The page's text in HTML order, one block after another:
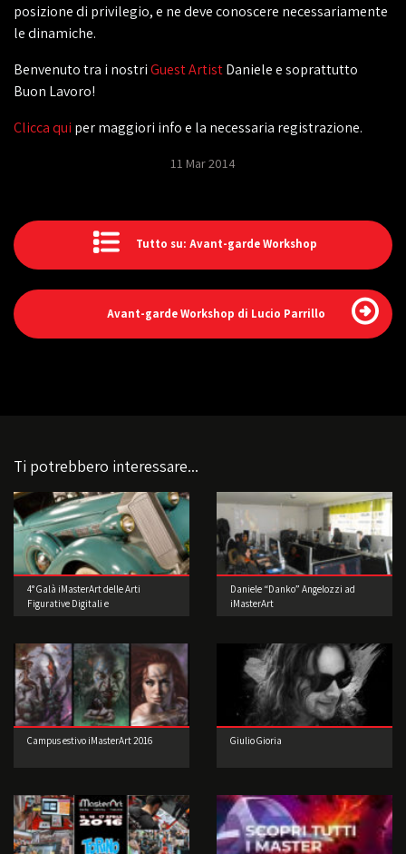
posizione di privilegio, e ne deve conoscere necessariamente
le dinamiche.
Benvenuto tra i nostriGuest ArtistDaniele e soprattutto
Buon Lavoro!
Clicca qui per maggiori info e la necessaria registrazione.
11 Mar 2014
Tutto su: Avant-garde Workshop
Avant-garde Workshop di Lucio Parrillo
Ti potrebbero interessare...
4° Galà iMasterArt delle Arti
Figurative Digitali e
Daniele “Danko” Angelozzi ad
iMasterArt
Campus estivo iMasterArt 2016 Giulio Gioria